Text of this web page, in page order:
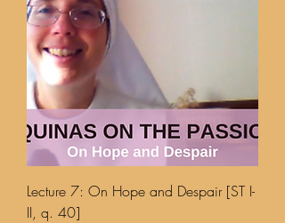
Lecture 7: On Hope and Despair [ST I-
II, q. 40]